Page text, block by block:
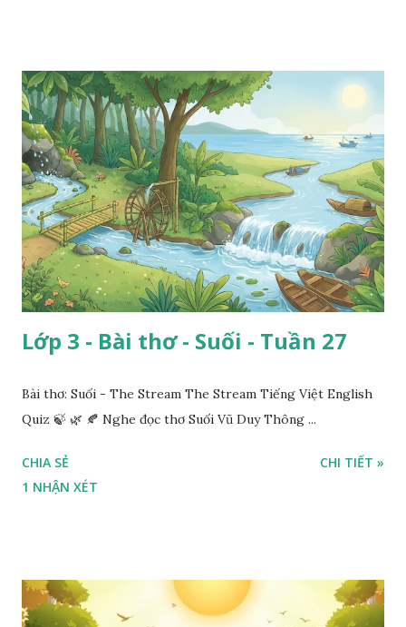
Lớp 3 - Bài thơ - Suối - Tuần 27
Bài thơ: Suối - The Stream The Stream Tiếng Việt English
Quiz 🍃 🌿 🍂 Nghe đọc thơ Suối Vũ Duy Thông ...
CHIA SẺ
1 NHẬN XÉT
CHI TIẾT »